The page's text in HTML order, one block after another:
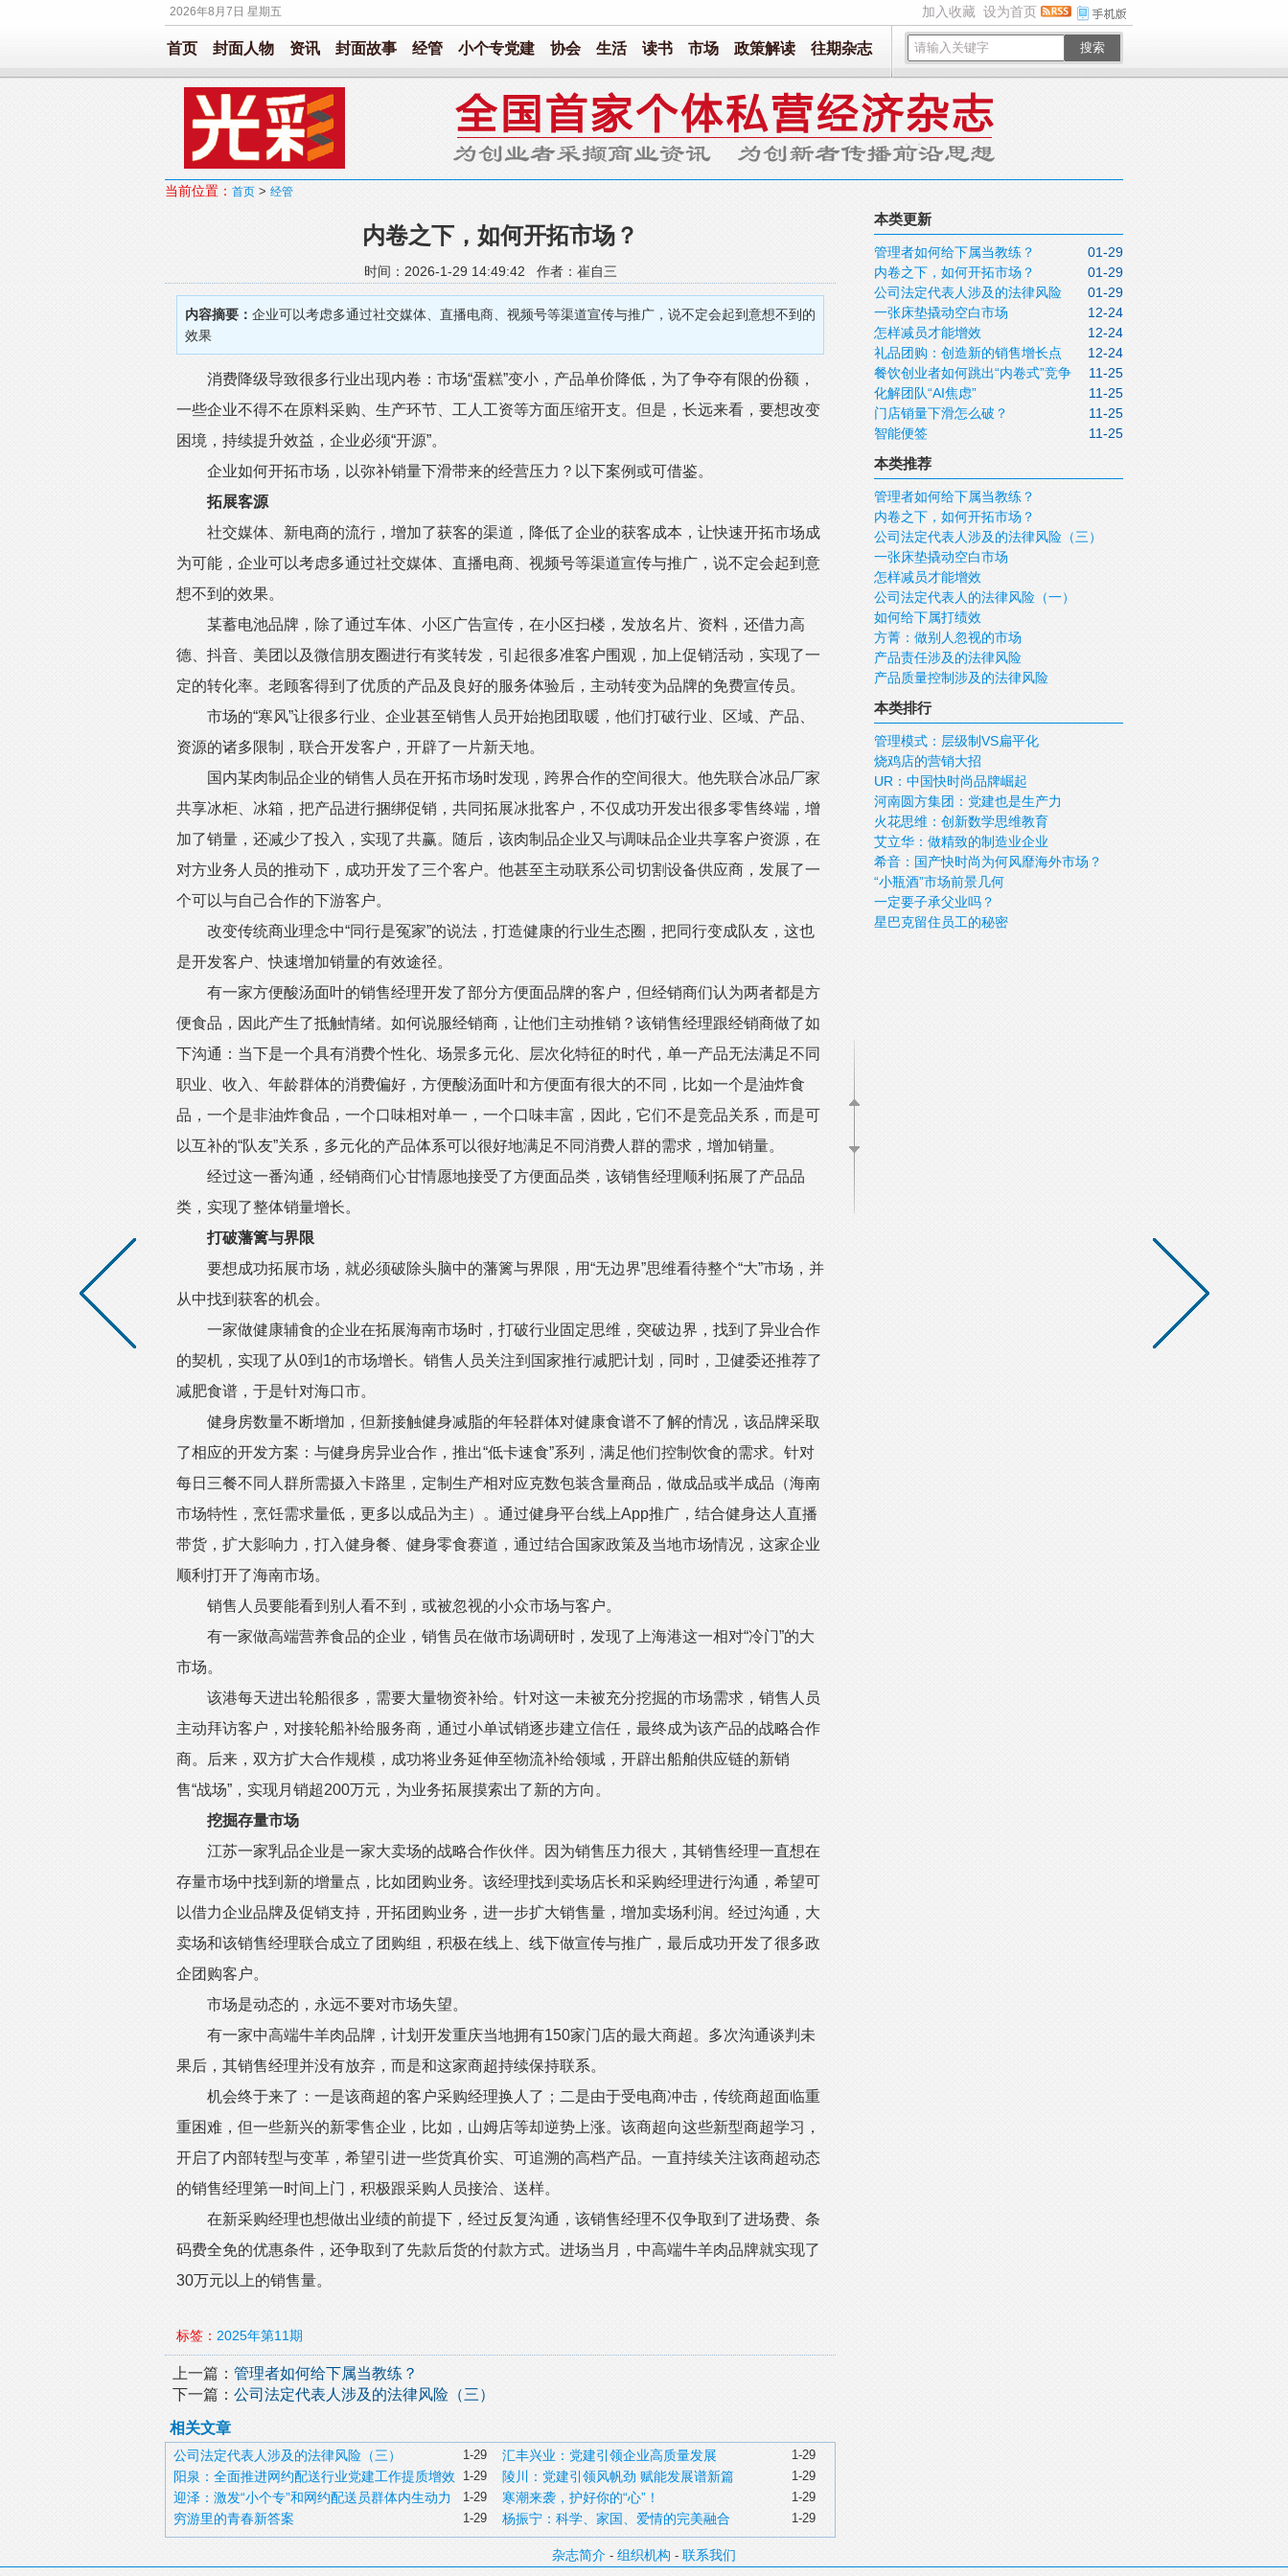
2026年8月7日 星期五 加入收藏 设为首页
搜索
首页 封面人物 资讯 封面故事 经管 小个专党建 协会 生活 读书 市场 政策解读 往期杂志
当前位置： 首页 > 经管
内卷之下，如何开拓市场？
时间：2026-1-29 14:49:42 作者：崔自三
内容摘要： 企业可以考虑多通过社交媒体、直播电商、视频号等渠道宣传与推广，说不定会起到意想不到的
效果
消费降级导致很多行业出现内卷：市场“蛋糕”变小，产品单价降低，为了争夺有限的份额，
一些企业不得不在原料采购、生产环节、工人工资等方面压缩开支。但是，长远来看，要想改变
困境，持续提升效益，企业必须“开源”。
企业如何开拓市场，以弥补销量下滑带来的经营压力？以下案例或可借鉴。
拓展客源
社交媒体、新电商的流行，增加了获客的渠道，降低了企业的获客成本，让快速开拓市场成
为可能，企业可以考虑多通过社交媒体、直播电商、视频号等渠道宣传与推广，说不定会起到意
想不到的效果。
某蓄电池品牌，除了通过车体、小区广告宣传，在小区扫楼，发放名片、资料，还借力高
德、抖音、美团以及微信朋友圈进行有奖转发，引起很多准客户围观，加上促销活动，实现了一
定的转化率。老顾客得到了优质的产品及良好的服务体验后，主动转变为品牌的免费宣传员。
市场的“寒风”让很多行业、企业甚至销售人员开始抱团取暖，他们打破行业、区域、产品、
资源的诸多限制，联合开发客户，开辟了一片新天地。
国内某肉制品企业的销售人员在开拓市场时发现，跨界合作的空间很大。他先联合冰品厂家
共享冰柜、冰箱，把产品进行捆绑促销，共同拓展冰批客户，不仅成功开发出很多零售终端，增
加了销量，还减少了投入，实现了共赢。随后，该肉制品企业又与调味品企业共享客户资源，在
对方业务人员的推动下，成功开发了三个客户。他甚至主动联系公司切割设备供应商，发展了一
个可以与自己合作的下游客户。
改变传统商业理念中“同行是冤家”的说法，打造健康的行业生态圈，把同行变成队友，这也
是开发客户、快速增加销量的有效途径。
有一家方便酸汤面叶的销售经理开发了部分方便面品牌的客户，但经销商们认为两者都是方
便食品，因此产生了抵触情绪。如何说服经销商，让他们主动推销？该销售经理跟经销商做了如
下沟通：当下是一个具有消费个性化、场景多元化、层次化特征的时代，单一产品无法满足不同
职业、收入、年龄群体的消费偏好，方便酸汤面叶和方便面有很大的不同，比如一个是油炸食
品，一个是非油炸食品，一个口味相对单一，一个口味丰富，因此，它们不是竞品关系，而是可
以互补的“队友”关系，多元化的产品体系可以很好地满足不同消费人群的需求，增加销量。
经过这一番沟通，经销商们心甘情愿地接受了方便面品类，该销售经理顺利拓展了产品品
类，实现了整体销量增长。
打破藩篱与界限
要想成功拓展市场，就必须破除头脑中的藩篱与界限，用“无边界”思维看待整个“大”市场，并
从中找到获客的机会。
一家做健康辅食的企业在拓展海南市场时，打破行业固定思维，突破边界，找到了异业合作
的契机，实现了从0到1的市场增长。销售人员关注到国家推行减肥计划，同时，卫健委还推荐了
减肥食谱，于是针对海口市。
健身房数量不断增加，但新接触健身减脂的年轻群体对健康食谱不了解的情况，该品牌采取
了相应的开发方案：与健身房异业合作，推出“低卡速食”系列，满足他们控制饮食的需求。针对
每日三餐不同人群所需摄入卡路里，定制生产相对应克数包装含量商品，做成品或半成品（海南
市场特性，烹饪需求量低，更多以成品为主）。通过健身平台线上App推广，结合健身达人直播
带货，扩大影响力，打入健身餐、健身零食赛道，通过结合国家政策及当地市场情况，这家企业
顺利打开了海南市场。
销售人员要能看到别人看不到，或被忽视的小众市场与客户。
有一家做高端营养食品的企业，销售员在做市场调研时，发现了上海港这一相对“冷门”的大
市场。
该港每天进出轮船很多，需要大量物资补给。针对这一未被充分挖掘的市场需求，销售人员
主动拜访客户，对接轮船补给服务商，通过小单试销逐步建立信任，最终成为该产品的战略合作
商。后来，双方扩大合作规模，成功将业务延伸至物流补给领域，开辟出船舶供应链的新销
售“战场”，实现月销超200万元，为业务拓展摸索出了新的方向。
挖掘存量市场
江苏一家乳品企业是一家大卖场的战略合作伙伴。因为销售压力很大，其销售经理一直想在
存量市场中找到新的增量点，比如团购业务。该经理找到卖场店长和采购经理进行沟通，希望可
以借力企业品牌及促销支持，开拓团购业务，进一步扩大销售量，增加卖场利润。经过沟通，大
卖场和该销售经理联合成立了团购组，积极在线上、线下做宣传与推广，最后成功开发了很多政
企团购客户。
市场是动态的，永远不要对市场失望。
有一家中高端牛羊肉品牌，计划开发重庆当地拥有150家门店的最大商超。多次沟通谈判未
果后，其销售经理并没有放弃，而是和这家商超持续保持联系。
机会终于来了：一是该商超的客户采购经理换人了；二是由于受电商冲击，传统商超面临重
重困难，但一些新兴的新零售企业，比如，山姆店等却逆势上涨。该商超向这些新型商超学习，
开启了内部转型与变革，希望引进一些货真价实、可追溯的高档产品。一直持续关注该商超动态
的销售经理第一时间上门，积极跟采购人员接洽、送样。
在新采购经理也想做出业绩的前提下，经过反复沟通，该销售经理不仅争取到了进场费、条
码费全免的优惠条件，还争取到了先款后货的付款方式。进场当月，中高端牛羊肉品牌就实现了
30万元以上的销售量。
标签： 2025年第11期
上一篇： 管理者如何给下属当教练？
下一篇： 公司法定代表人涉及的法律风险（三）
相关文章
1-29
公司法定代表人涉及的法律风险（三） 1-29
汇丰兴业：党建引领企业高质量发展
1-29
阳泉：全面推进网约配送行业党建工作提质增效 1-29
陵川：党建引领风帆劲 赋能发展谱新篇
1-29
迎泽：激发“小个专”和网约配送员群体内生动力 1-29
寒潮来袭，护好你的“心”！
1-29
穷游里的青春新答案 1-29
杨振宁：科学、家国、爱情的完美融合
本类更新
01-29
管理者如何给下属当教练？
01-29
内卷之下，如何开拓市场？
01-29
公司法定代表人涉及的法律风险
（三） 12-24
一张床垫撬动空白市场
12-24
怎样减员才能增效
12-24
礼品团购：创造新的销售增长点
11-25
餐饮创业者如何跳出“内卷式”竞争
11-25
化解团队“AI焦虑”
11-25
门店销量下滑怎么破？
11-25
智能便签
本类推荐
管理者如何给下属当教练？
内卷之下，如何开拓市场？
公司法定代表人涉及的法律风险（三）
一张床垫撬动空白市场
怎样减员才能增效
公司法定代表人的法律风险（一）
如何给下属打绩效
方菁：做别人忽视的市场
产品责任涉及的法律风险
产品质量控制涉及的法律风险
本类排行
管理模式：层级制VS扁平化
烧鸡店的营销大招
UR：中国快时尚品牌崛起
河南圆方集团：党建也是生产力
火花思维：创新数学思维教育
艾立华：做精致的制造业企业
希音：国产快时尚为何风靡海外市场？
“小瓶酒”市场前景几何
一定要子承父业吗？
星巴克留住员工的秘密
杂志简介 - 组织机构 - 联系我们